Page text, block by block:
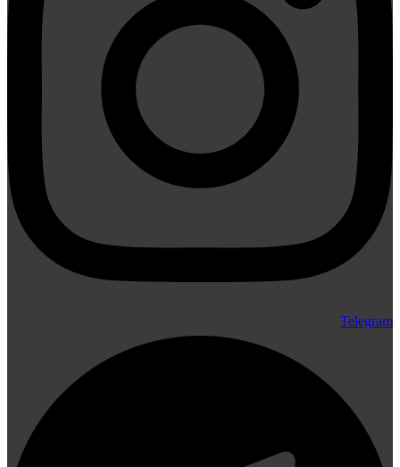
Telegram